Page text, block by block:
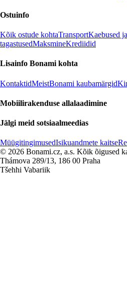
Ostuinfo
Kõik ostude kohtaTransportKaebused ja
tagastusedMaksmineKrediidid
Lisainfo Bonami kohta
KontaktidMeistBonami kaubamärgid
Mobiilirakenduse allalaadimine
Jälgi meid sotsiaalmeedias
MüügitingimusedIsikuandmete kaitse
© 2026 Bonami.cz, a.s. Kõik õigused
Thámova 289/13, 186 00 Praha
Tšehhi Vabariik